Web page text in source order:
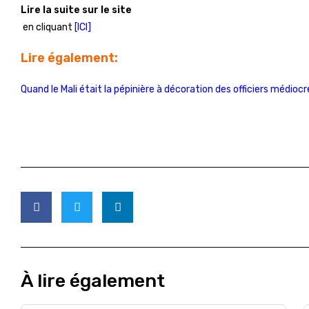
Lire la suite sur le site
en cliquant [ICI]
Lire également:
Quand le Mali était la pépinière à décoration des officiers
À lire également